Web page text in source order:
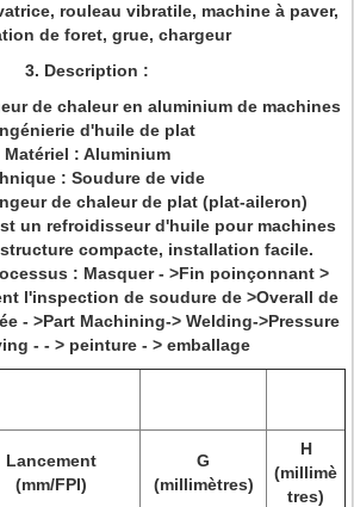
rouleau vibratile, machine à paver,
de foret, grue, chargeur
3. Description :
de chaleur en aluminium de machines
d'huile de plat
Matériel : Aluminium
: Soudure de vide
de chaleur de plat (plat-aileron)
un refroidisseur d'huile pour machines
compacte, installation facile.
: Masquer - >Fin poinçonnant >
l'inspection de soudure de >Overall de
- >Part Machining-> Welding->Pressure
- - > peinture - > emballage
Lancement
(mm/FPI)
G
(millimètres)
H
(millimè
tres)